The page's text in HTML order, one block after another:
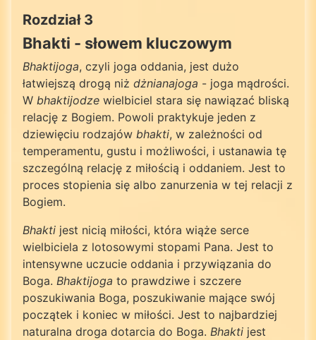
Rozdział 3
Bhakti - słowem kluczowym
Bhaktijoga, czyli joga oddania, jest dużo
łatwiejszą drogą niż dżnianajoga - joga mądrości.
W bhaktijodze wielbiciel stara się nawiązać bliską
relację z Bogiem. Powoli praktykuje jeden z
dziewięciu rodzajów bhakti, w zależności od
temperamentu, gustu i możliwości, i ustanawia tę
szczególną relację z miłością i oddaniem. Jest to
proces stopienia się albo zanurzenia w tej relacji z
Bogiem.
Bhakti jest nicią miłości, która wiąże serce
wielbiciela z lotosowymi stopami Pana. Jest to
intensywne uczucie oddania i przywiązania do
Boga. Bhaktijoga to prawdziwe i szczere
poszukiwania Boga, poszukiwanie mające swój
początek i koniec w miłości. Jest to najbardziej
naturalna droga dotarcia do Boga. Bhakti jest